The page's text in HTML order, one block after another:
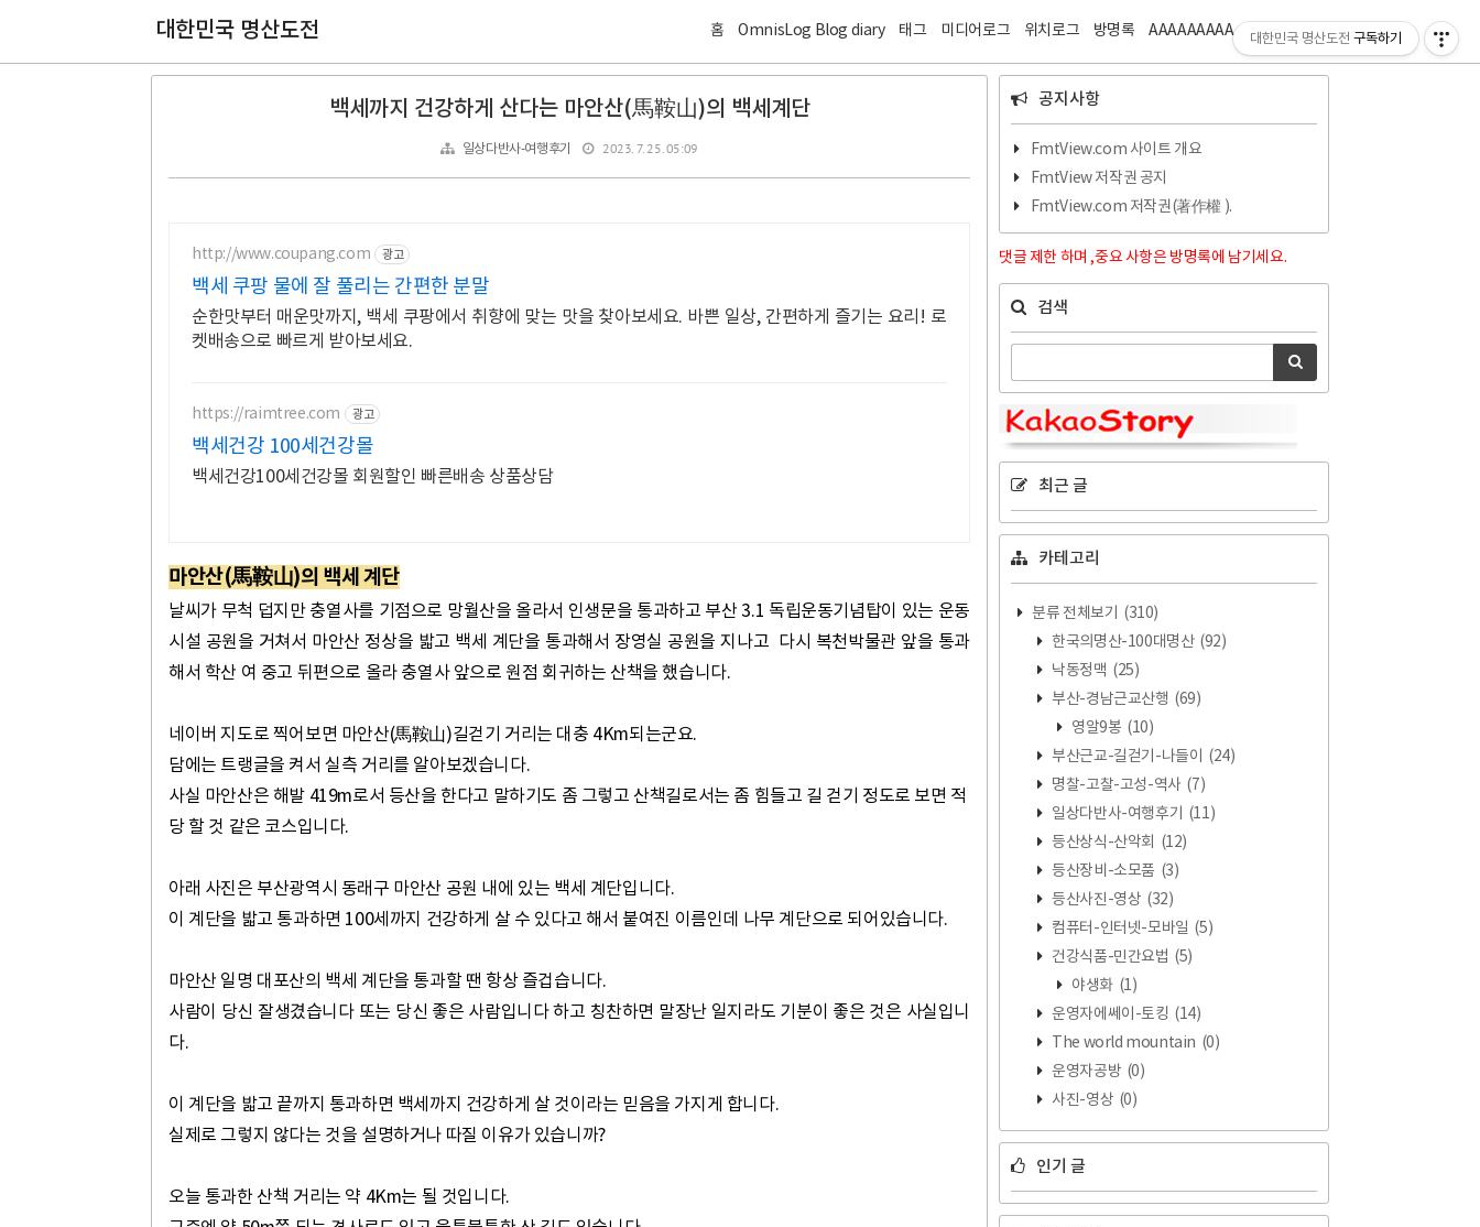
대한민국 명산도전 홈 OmnisLog Blog diary 태그 미디어로그 위치로그 방명록 AAAAAAAAA ZZZZZZZZ
백세까지 건강하게 산다는 마안산(馬鞍山)의 백세계단
일상다반사-여행후기 2023. 7. 25. 05:09
http://www.coupang.com 광고
백세 쿠팡 물에 잘 풀리는 간편한 분말
순한맛부터 매운맛까지, 백세 쿠팡에서 취향에 맞는 맛을 찾아보세요. 바쁜 일상, 간편하게 즐기는 요리! 로
켓배송으로 빠르게 받아보세요.
https://raimtree.com 광고
백세건강 100세건강몰
백세건강100세건강몰 회원할인 빠른배송 상품상담
마안산(馬鞍山)의 백세 계단
날씨가 무척 덥지만 충열사를 기점으로 망월산을 올라서 인생문을 통과하고 부산 3.1 독립운동기념탑이 있는 운동
시설 공원을 거쳐서 마안산 정상을 밟고 백세 계단을 통과해서 장영실 공원을 지나고 다시 복천박물관 앞을 통과
해서 학산 여 중고 뒤편으로 올라 충열사 앞으로 원점 회귀하는 산책을 했습니다.
네이버 지도로 찍어보면 마안산(馬鞍山)길걷기 거리는 대충 4Km되는군요.
담에는 트랭글을 켜서 실측 거리를 알아보겠습니다.
사실 마안산은 해발 419m로서 등산을 한다고 말하기도 좀 그렇고 산책길로서는 좀 힘들고 길 걷기 정도로 보면 적
당 할 것 같은 코스입니다.
아래 사진은 부산광역시 동래구 마안산 공원 내에 있는 백세 계단입니다.
이 계단을 밟고 통과하면 100세까지 건강하게 살 수 있다고 해서 붙여진 이름인데 나무 계단으로 되어있습니다.
마안산 일명 대포산의 백세 계단을 통과할 땐 항상 즐겁습니다.
사람이 당신 잘생겼습니다 또는 당신 좋은 사람입니다 하고 칭찬하면 말장난 일지라도 기분이 좋은 것은 사실입니
다.
이 계단을 밟고 끝까지 통과하면 백세까지 건강하게 살 것이라는 믿음을 가지게 합니다.
실제로 그렇지 않다는 것을 설명하거나 따질 이유가 있습니까?
오늘 통과한 산책 거리는 약 4Km는 될 것입니다.
공지사항
FmtView.com 사이트 개요
FmtView 저작권 공지
FmtView.com 저작권(著作權 ).
댓글 제한 하며 ,중요 사항은 방명록에 남기세요.
검색
최근 글
카테고리
분류 전체보기
(310)
한국의명산-100대명산 (92)
낙동정맥 (25)
부산-경남근교산행 (69)
영알9봉 (10)
부산근교-길걷기-나들이
(24)
명찰-고찰-고성-역사 (7)
일상다반사-여행후기
(11)
등산상식-산악회
(12)
등산장비-소모품 (3)
등산사진-영상 (32)
컴퓨터-인터넷-모바일 (5)
건강식품-민간요법 (5)
야생화 (1)
운영자에쎄이-토킹 (14)
The world mountain (0)
운영자공방 (0)
사진-영상 (0)
인기 글
티스토리툴바
대한민국 명산도전 구독하기